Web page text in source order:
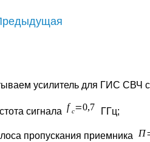
усилитель для ГИС СВЧ
сигнала ГГц;
пропускания приемника